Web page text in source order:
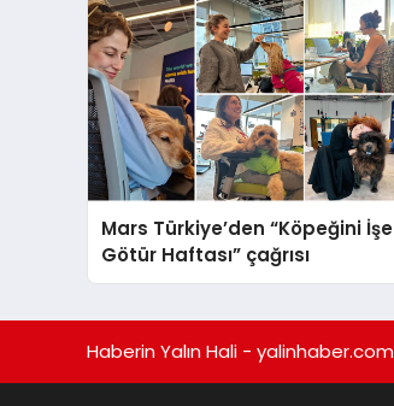
Mars Türkiye’den “Köpeğini İşe
Götür Haftası” çağrısı
Haberin Yalın Hali - yalinhaber.com